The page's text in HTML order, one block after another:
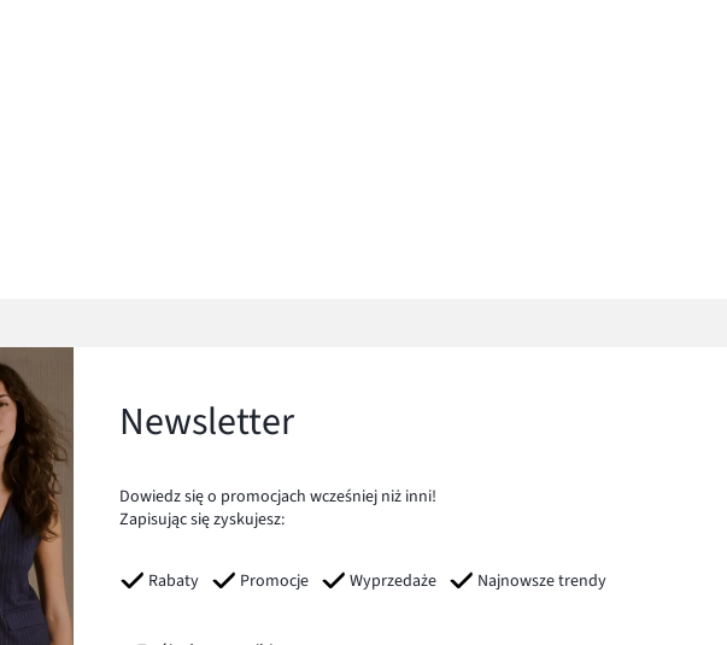
Newsletter
Dowiedz się o promocjach wcześniej niż inni!
Zapisując się zyskujesz:
Rabaty Promocje Wyprzedaże Najnowsze trendy